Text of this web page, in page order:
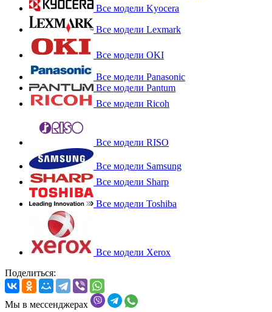
Все модели Kyocera
Все модели Lexmark
Все модели OKI
Все модели Panasonic
Все модели Pantum
Все модели Ricoh
Все модели RISO
Все модели Samsung
Все модели Sharp
Все модели Toshiba
Все модели Xerox
Поделиться:
Мы в мессенджерах